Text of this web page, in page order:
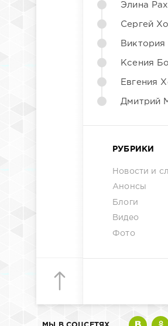
Элина
Сергей
Виктория
Ксения
Евгения
Дмитрий
РУБРИКИ
Новости и
Анонсы
Блоги
Видео
Фото